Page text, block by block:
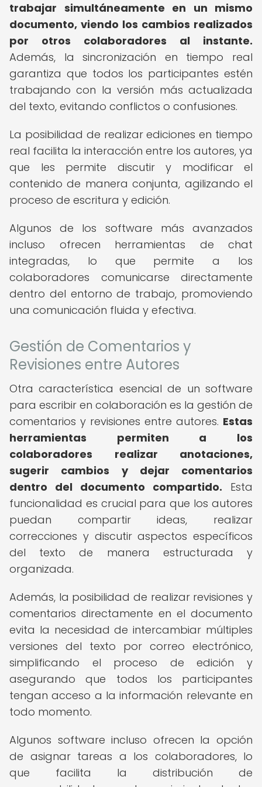
trabajar simultáneamente en un mismo
documento, viendo los cambios realizados
por otros colaboradores al instante.
Además, la sincronización en tiempo real
garantiza que todos los participantes estén
trabajando con la versión más actualizada
del texto, evitando conflictos o confusiones.
La posibilidad de realizar ediciones en tiempo
real facilita la interacción entre los autores, ya
que les permite discutir y modificar el
contenido de manera conjunta, agilizando el
proceso de escritura y edición.
Algunos de los software más avanzados
incluso ofrecen herramientas de chat
integradas, lo que permite a los
colaboradores comunicarse directamente
dentro del entorno de trabajo, promoviendo
una comunicación fluida y efectiva.
Gestión de Comentarios y
Revisiones entre Autores
Otra característica esencial de un software
para escribir en colaboración es la gestión de
comentarios y revisiones entre autores. Estas
herramientas permiten a los
colaboradores realizar anotaciones,
sugerir cambios y dejar comentarios
dentro del documento compartido. Esta
funcionalidad es crucial para que los autores
puedan compartir ideas, realizar
correcciones y discutir aspectos específicos
del texto de manera estructurada y
organizada.
Además, la posibilidad de realizar revisiones y
comentarios directamente en el documento
evita la necesidad de intercambiar múltiples
versiones del texto por correo electrónico,
simplificando el proceso de edición y
asegurando que todos los participantes
tengan acceso a la información relevante en
todo momento.
Algunos software incluso ofrecen la opción
de asignar tareas a los colaboradores, lo
que facilita la distribución de